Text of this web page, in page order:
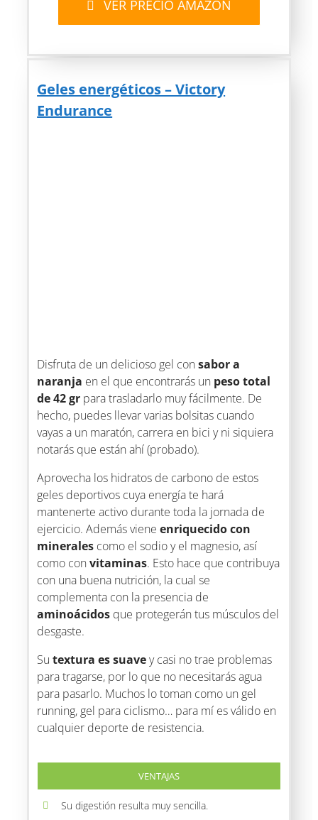
VER PRECIO AMAZON
Geles energéticos – Victory
Endurance
Disfruta de un delicioso gel consabor a
naranja en el que encontrarás un peso total
de 42 gr para trasladarlo muy fácilmente. De
hecho, puedes llevar varias bolsitas cuando
vayas a un maratón, carrera en bici y ni siquiera
notarás que están ahí (probado).
Aprovecha los hidratos de carbono de estos
geles deportivos cuya energía te hará
mantenerte activo durante toda la jornada de
ejercicio. Además vieneenriquecido con
minerales como el sodio y el magnesio, así
como convitaminas. Esto hace que contribuya
con una buena nutrición, la cual se
complementa con la presencia de
aminoácidos que protegerán tus músculos del
desgaste.
Sutextura es suavey casi no trae problemas
para tragarse, por lo que no necesitarás agua
para pasarlo. Muchos lo toman como un gel
running, gel para ciclismo… para mí es válido en
cualquier deporte de resistencia.
VENTAJAS
Su digestión resulta muy sencilla.